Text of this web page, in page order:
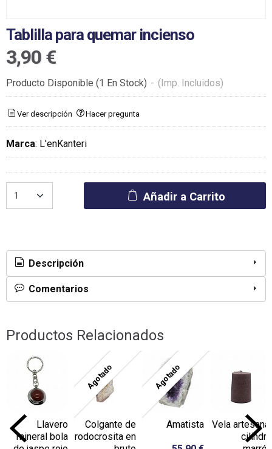
Tablilla para quemar incienso
3,90 €
Producto Disponible (1 En Stock) - (Imp. Incluidos)
Ver descripción Hacer pregunta
Marca: L'enKanteri
Añadir a Carrito
Descripción
Comentarios
Productos Relacionados
Llavero
mineral bola
Agotado
Colgante de
rodocrosita en
Agotado
Amatista
Vela artesanal
cilindro